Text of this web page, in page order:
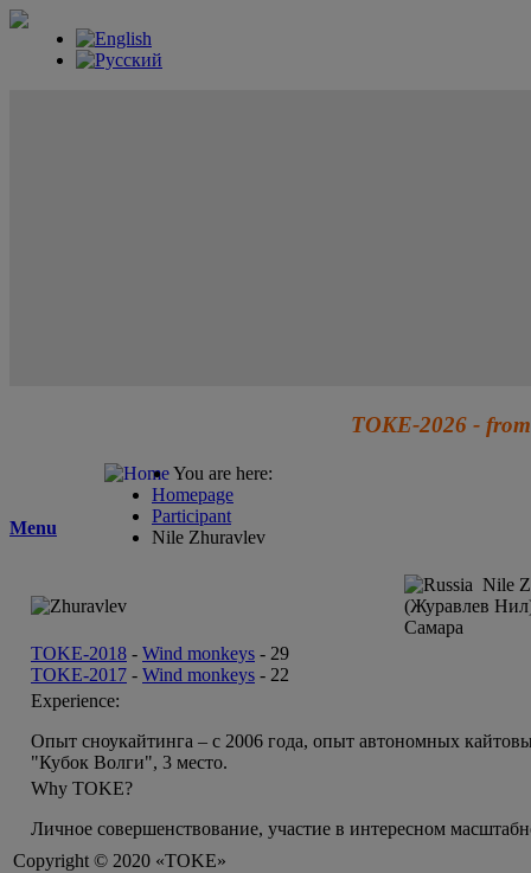
TOKE-2026 -
Menu
You are here:
Homepage
Participant
Nile Zhuravlev
Nile
(Журавлев
Самара
TOKE-2018 - Wind monkeys - 29
TOKE-2017 - Wind monkeys - 22
Experience:
Опыт сноукайтинга – с 2006 года, опыт автономных
"Кубок Волги", 3 место.
Why TOKE?
Личное совершенствование, участие в интересном
Copyright © 2020 «TOKE»